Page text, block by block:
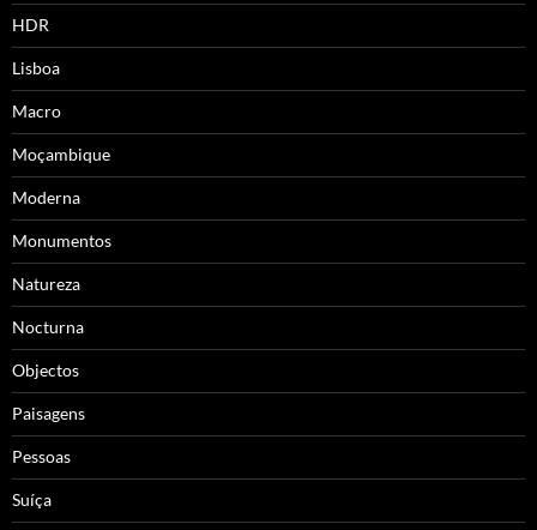
HDR
Lisboa
Macro
Moçambique
Moderna
Monumentos
Natureza
Nocturna
Objectos
Paisagens
Pessoas
Suíça